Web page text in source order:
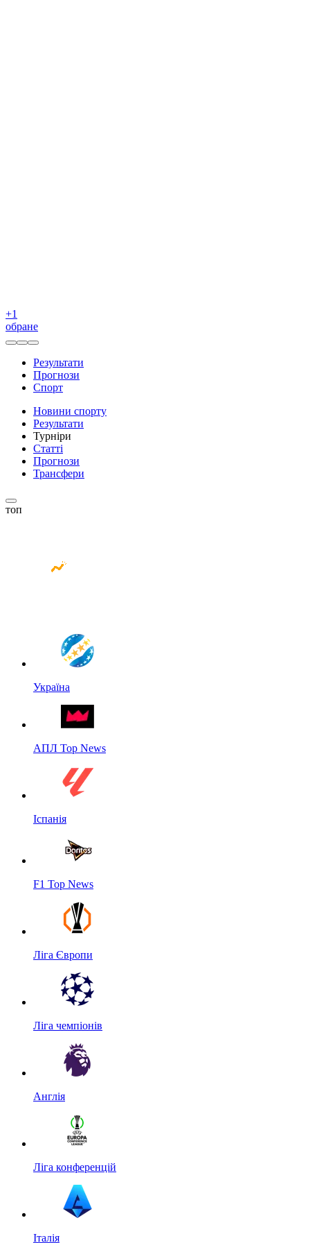
+1
обране
Результати
Прогнози
Спорт
Новини спорту
Результати
Турніри
Статті
Прогнози
Трансфери
топ
Україна
АПЛ Top News
Іспанія
F1 Top News
Ліга Європи
Ліга чемпіонів
Англія
Ліга конференцій
Італія